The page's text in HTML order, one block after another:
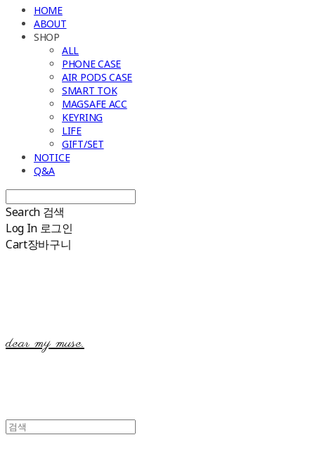
HOME
ABOUT
SHOP
ALL
PHONE CASE
AIR PODS CASE
SMART TOK
MAGSAFE ACC
KEYRING
LIFE
GIFT/SET
NOTICE
Q&A
Search 검색
Log In 로그인
Cart장바구니
dear my muse.